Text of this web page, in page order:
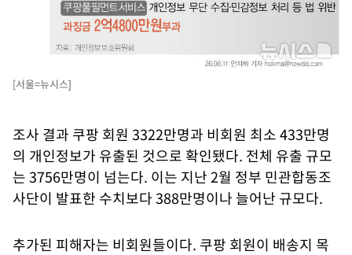
[서울=뉴시스]
조사 결과 쿠팡 회원 3322만명과 비회원 최소 433만명
의 개인정보가 유출된 것으로 확인됐다. 전체 유출 규모
는 3756만명이 넘는다. 이는 지난 2월 정부 민관합동조
사단이 발표한 수치보다 388만명이나 늘어난 규모다.
추가된 피해자는 비회원들이다. 쿠팡 회원이 배송지 목